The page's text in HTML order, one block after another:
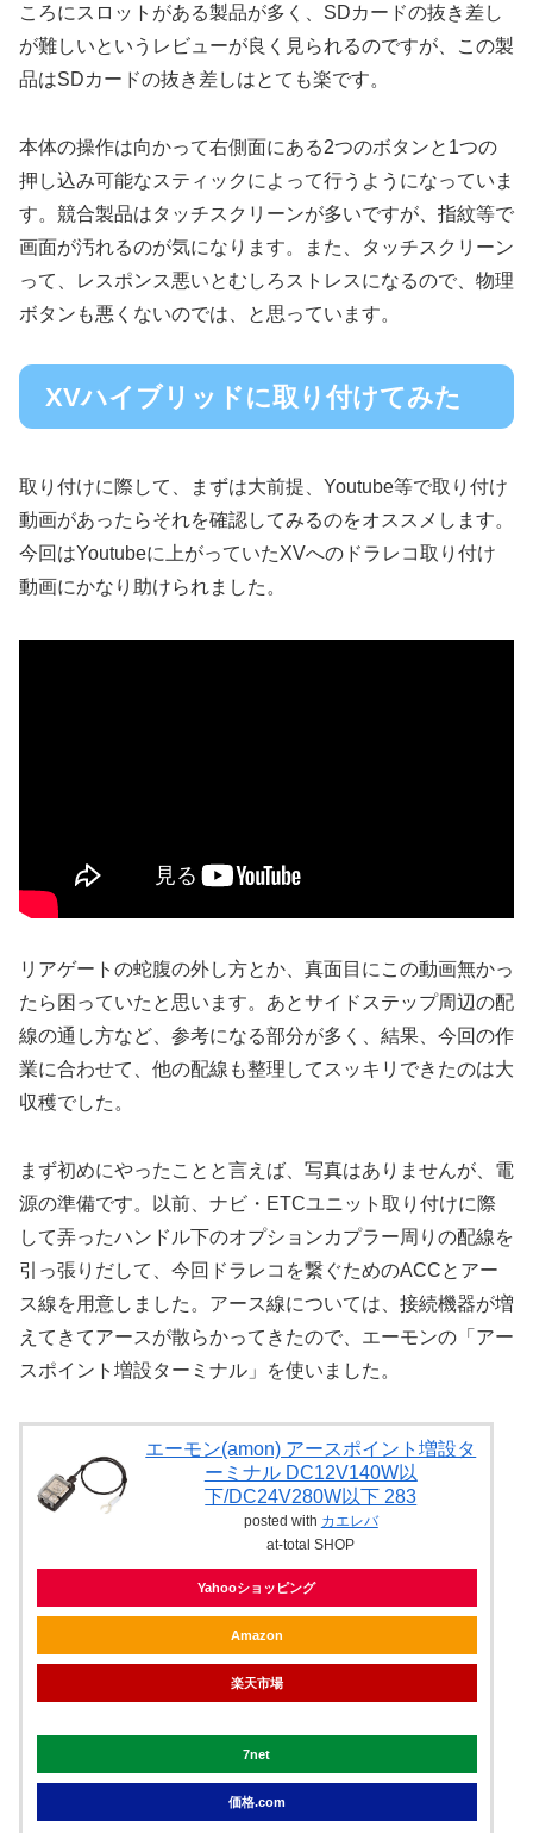
ころにスロットがある製品が多く、SDカードの抜き差し
が難しいというレビューが良く見られるのですが、この製
品はSDカードの抜き差しはとても楽です。
本体の操作は向かって右側面にある2つのボタンと1つの
押し込み可能なスティックによって行うようになっていま
す。競合製品はタッチスクリーンが多いですが、指紋等で
画面が汚れるのが気になります。また、タッチスクリーン
って、レスポンス悪いとむしろストレスになるので、物理
ボタンも悪くないのでは、と思っています。
XVハイブリッドに取り付けてみた
取り付けに際して、まずは大前提、Youtube等で取り付け
動画があったらそれを確認してみるのをオススメします。
今回はYoutubeに上がっていたXVへのドラレコ取り付け
動画にかなり助けられました。
リアゲートの蛇腹の外し方とか、真面目にこの動画無かっ
たら困っていたと思います。あとサイドステップ周辺の配
線の通し方など、参考になる部分が多く、結果、今回の作
業に合わせて、他の配線も整理してスッキリできたのは大
収穫でした。
まず初めにやったことと言えば、写真はありませんが、電
源の準備です。以前、ナビ・ETCユニット取り付けに際
して弄ったハンドル下のオプションカプラー周りの配線を
引っ張りだして、今回ドラレコを繋ぐためのACCとアー
ス線を用意しました。アース線については、接続機器が増
えてきてアースが散らかってきたので、エーモンの「アー
スポイント増設ターミナル」を使いました。
エーモン(amon) アースポイント増設タ
ーミナル DC12V140W以
下/DC24V280W以下 283
posted with カエレバ
at-total SHOP
Yahooショッピング
Amazon
楽天市場
7net
価格.com